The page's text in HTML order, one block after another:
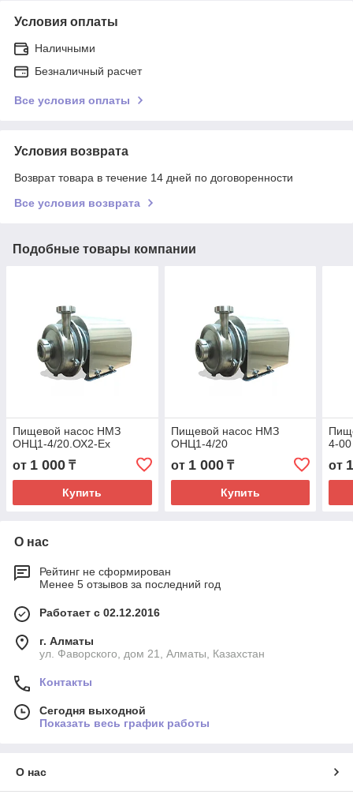
Условия оплаты
Наличными
Безналичный расчет
Все условия оплаты
Условия возврата
Возврат товара в течение 14 дней по договоренности
Все условия возврата
Подобные товары компании
Пищевой насос НМЗ
ОНЦ1-4/20.ОХ2-Ех
от 1 000 ₸
Купить
Пищевой насос НМЗ
ОНЦ1-4/20
от 1 000₸
Купить
4-00
от
О нас
Рейтинг не сформирован
Менее 5 отзывов за последний год
Работает с 02.12.2016
г. Алматы
ул. Фаворского, дом 21, Алматы, Казахстан
Контакты
Сегодня выходной
Показать весь график работы
О нас